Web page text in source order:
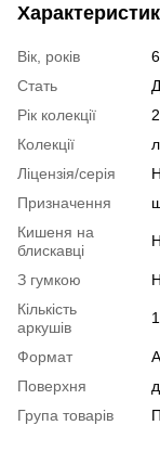
Вік, років
Стать
Рік колекції
Колекції
Ліцензія/серія
Призначення
Кишеня на
блискавці
З гумкою
Кількість
аркушів
Формат
Поверхня
Група товарів